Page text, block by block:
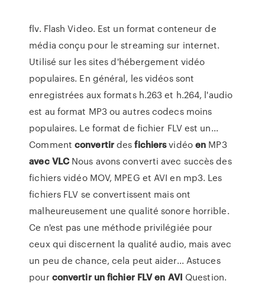
flv. Flash Video. Est un format conteneur de
média conçu pour le streaming sur internet.
Utilisé sur les sites d'hébergement vidéo
populaires. En général, les vidéos sont
enregistrées aux formats h.263 et h.264, l'audio
est au format MP3 ou autres codecs moins
populaires. Le format de fichier FLV est un...
Commentconvertirdesfichiersvidéoen MP3
avec VLCNous avons converti avec succès des
fichiers vidéo MOV, MPEG et AVI en mp3. Les
fichiers FLV se convertissent mais ont
malheureusement une qualité sonore horrible.
Ce n'est pas une méthode privilégiée pour
ceux qui discernent la qualité audio, mais avec
un peu de chance, cela peut aider... Astuces
pourconvertir unfichier FLVen AVI Question.